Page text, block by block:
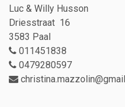
Luc & Willy Husson
Driesstraat 16
3583 Paal
011451838
0479280597